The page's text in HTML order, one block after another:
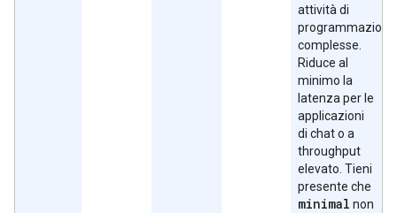
attività di
programmazione
complesse.
Riduce al
minimo la
latenza per le
applicazioni
di chat o a
throughput
elevato. Tieni
presente che
minimal non